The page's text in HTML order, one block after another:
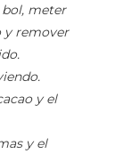
bol, meter
y remover
y el
y el